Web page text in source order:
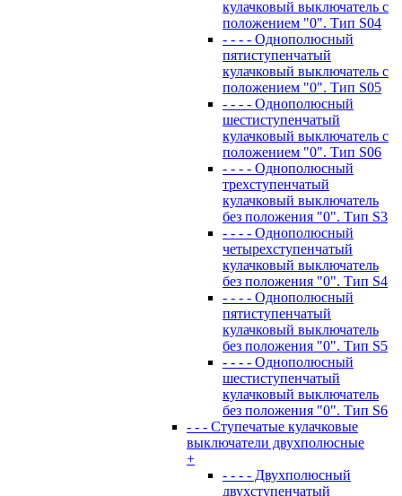
кулачковый выключатель с
положением "0". Тип S04
- - - - Однополюсный
пятиступенчатый
кулачковый выключатель с
положением "0". Тип S05
- - - - Однополюсный
шестиступенчатый
кулачковый выключатель с
положением "0". Тип S06
- - - - Однополюсный
трехступенчатый
кулачковый выключатель
без положения "0". Тип S3
- - - - Однополюсный
четырехступенчатый
кулачковый выключатель
без положения "0". Тип S4
- - - - Однополюсный
пятиступенчатый
кулачковый выключатель
без положения "0". Тип S5
- - - - Однополюсный
шестиступенчатый
кулачковый выключатель
без положения "0". Тип S6
- - - Ступечатые кулачковые
выключатели двухполюсные
+
- - - - Двухполюсный
двухступенчатый